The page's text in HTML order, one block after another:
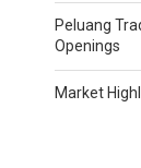
Peluang
Openings
Market